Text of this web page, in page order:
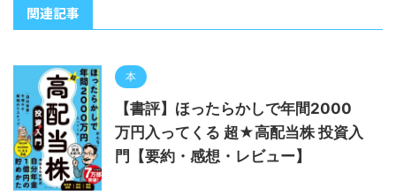
関連記事
本
【書評】ほったらかしで年間2000
万円入ってくる 超★高配当株 投資入
門【要約・感想・レビュー】